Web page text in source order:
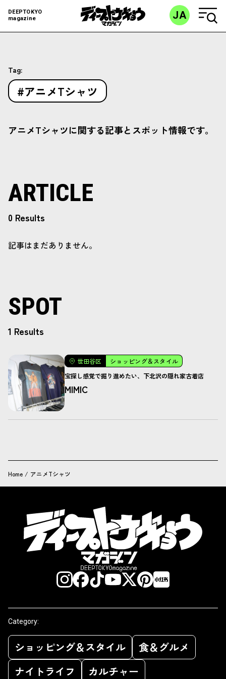
DEEPTOKYO
magazine
JA
Tag:
#アニメTシャツ
アニメTシャツに関する記事とスポット情報です。
ARTICLE
0 Results
記事はまだありません。
SPOT
1 Results
世田谷区
ショッピング＆スタイル
宝探し感覚で掘り進めたい、下北沢の隠れ家古着店
MIMIC
Home / アニメTシャツ
Category:
ショッピング＆スタイル
食＆グルメ
ナイトライフ
カルチャー